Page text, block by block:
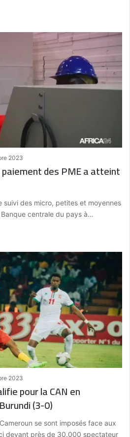
2023
des PME a atteint
suivi des micro, petites et moyennes
centrale du pays à…
2023
pour la CAN en
(3-0)
se sont imposés face aux
devant près de 30.000 spectateur